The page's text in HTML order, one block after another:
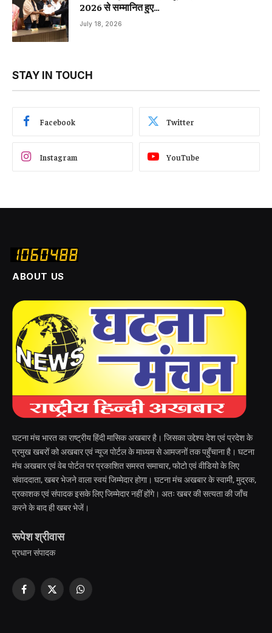
2026 से सम्मानित हुए…
July 18, 2026
STAY IN TOUCH
Facebook Twitter
Instagram YouTube
ABOUT US
घटना मंच भारत का राष्ट्रीय हिंदी मासिक अखबार है। जिसका उद्देश्य देश एवं प्रदेश के
प्रमुख खबरों को अखबार एवं न्यूज पोर्टल के माध्यम से आमजनों तक पहुँचाना है। घटना
मंच अखबार एवं वेब पोर्टल पर प्रकाशित समस्त समाचार, फोटो एवं वीडियो के लिए
संवाददाता, खबर भेजने वाला स्वयं जिम्मेदार होगा। घटना मंच अखबार के स्वामी, मुद्रक,
प्रकाशक एवं संपादक इसके लिए जिम्मेदार नहीं होंगे। अतः खबर की सत्यता की जाँच
करने के बाद ही खबर भेजें।
रूपेश श्रीवास
प्रधान संपादक
Facebook
X
WhatsApp